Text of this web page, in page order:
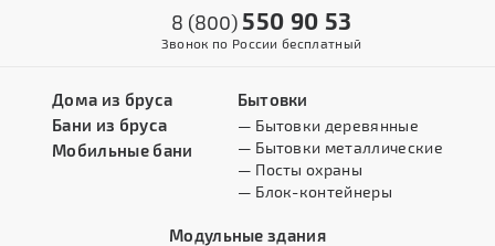
8 (800) 550 90 53
Звонок по России бесплатный
Дома из бруса
Бани из бруса
Мобильные бани
Бытовки
— Бытовки деревянные
— Бытовки металлические
— Посты охраны
— Блок-контейнеры
Модульные здания